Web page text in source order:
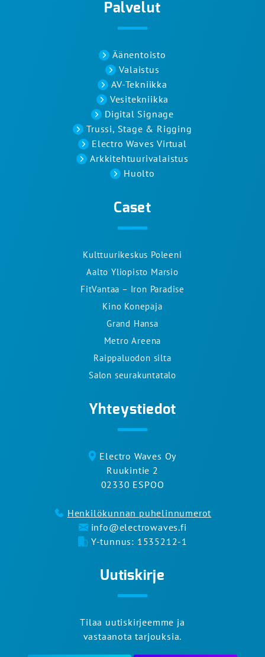
Palvelut
Äänentoisto
Valaistus
AV-Tekniikka
Vesitekniikka
Digital Signage
Trussi, Stage & Rigging
Electro Waves Virtual
Arkkitehtuurivalaistus
Huolto
Caset
Kulttuurikeskus Poleeni
Aalto Yliopisto Marsio
FitVantaa – Iron Paradise
Kino Konepaja
Grand Hansa
Metro Areena
Raippaluodon silta
Salon seurakuntatalo
Yhteystiedot
Electro Waves Oy
Ruukintie 2
02330 ESPOO
Henkilökunnan puhelinnumerot
info@electrowaves.fi
Y-tunnus: 1535212-1
Uutiskirje
Tilaa uutiskirjeemme ja
vastaanota tarjouksia.